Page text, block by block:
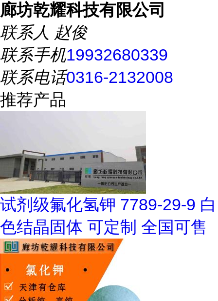
廊坊乾耀科技有限公司
联系人 赵俊
联系手机19932680339
联系电话0316-2132008
推荐产品
试剂级氟化氢钾 7789-29-9 白
色结晶固体 可定制 全国可售